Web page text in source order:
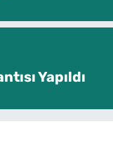
Yapıldı